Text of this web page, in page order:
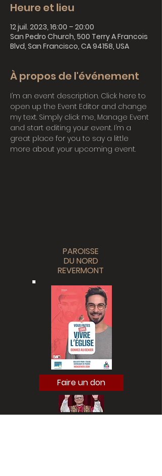
Heure et lieu
12 juil. 2023, 16:00 – 20:00
San Pedro Church, 500 Terry A Francois
Blvd, San Francisco, CA 94158, USA
À propos de l'événement
I’m an event description. Click here to
open up the Event Editor and change
my text. Simply click me, Manage Event
and start editing your event. I’m a
great place for you to say a little
more about your upcoming event.
PAROISSE
DU NORD
REVERMONT
Faire un don